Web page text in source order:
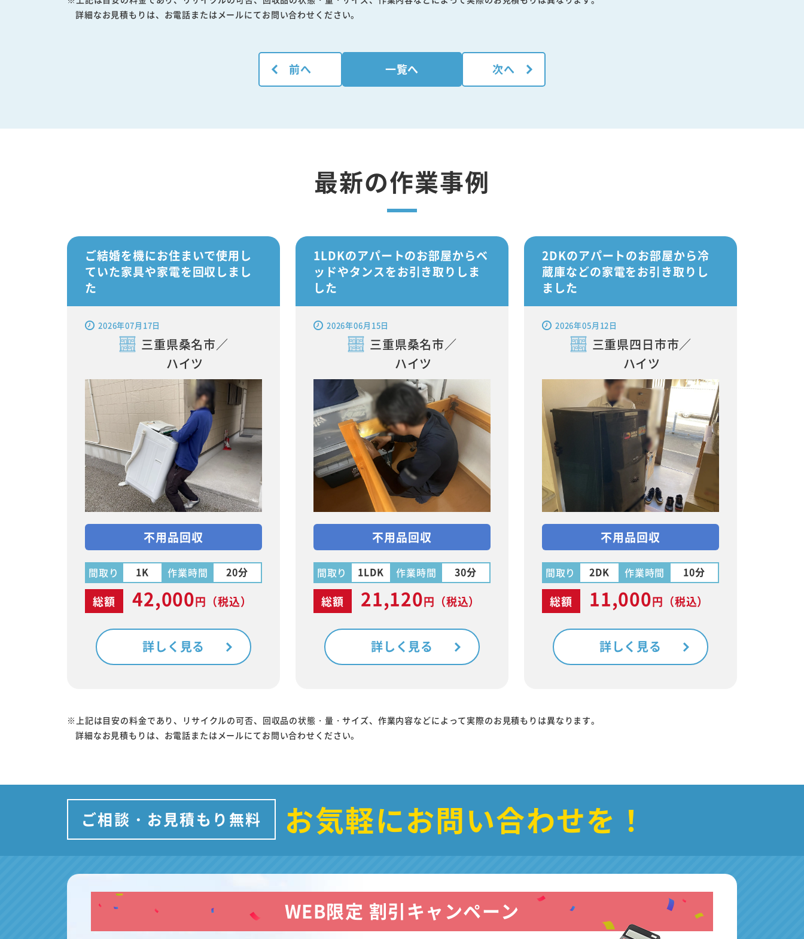
詳細なお見積もりは、お電話またはメールにてお問い合わせください。
前へ 一覧へ 次へ
最新の作業事例
ご結婚を機にお住まいで使用し
ていた家具や家電を回収しまし
た
2026年07月17日
三重県桑名市／
ハイツ
不用品回収
間取り 1K 作業時間 20分
総額 42,000円 （税込）
詳しく見る
1LDKのアパートのお部屋からベ
ッドやタンスをお引き取りしま
した
2026年06月15日
三重県桑名市／
ハイツ
不用品回収
間取り 1LDK 作業時間 30分
総額 21,120円 （税込）
詳しく見る
2DKのアパートのお部屋から冷
蔵庫などの家電をお引き取りし
ました
2026年05月12日
三重県四日市市／
ハイツ
不用品回収
間取り 2DK 作業時間 10分
総額 11,000円 （税込）
詳しく見る
※上記は目安の料金であり、リサイクルの可否、回収品の状態・量・サイズ、作業内容などによって実際のお見積もりは異なります。
詳細なお見積もりは、お電話またはメールにてお問い合わせください。
ご相談・お見積もり無料 お気軽にお問い合わせを！
WEB限定 割引キャンペーン